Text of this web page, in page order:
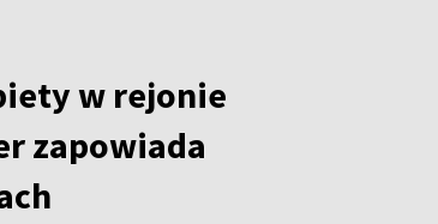
w rejonie
zapowiada